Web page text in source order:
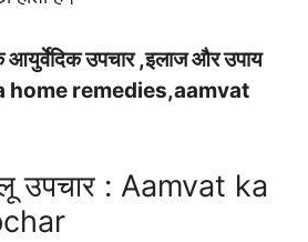
उपचार ,इलाज और उपाय
home remedies,aamvat
उपचार : Aamvat ka